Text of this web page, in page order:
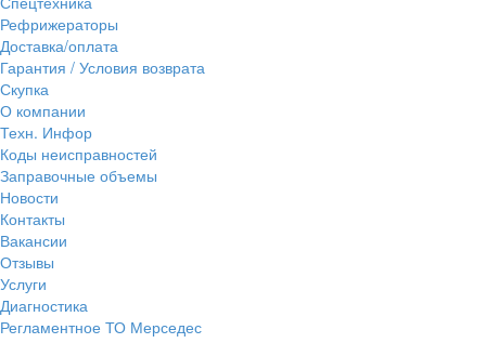
Рефрижераторы
Доставка/оплата
Гарантия / Условия возврата
Скупка
О компании
Техн. Инфор
Коды неисправностей
Заправочные объемы
Новости
Контакты
Вакансии
Отзывы
Услуги
Диагностика
Регламентное ТО Мерседес